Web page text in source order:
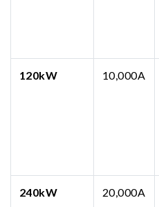
120kW 10,000A
240kW 20,000A